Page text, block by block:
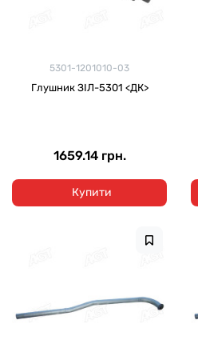
5301-1201010-03
Глушник ЗІЛ-5301 <ДК>
1659.14 грн.
Купити